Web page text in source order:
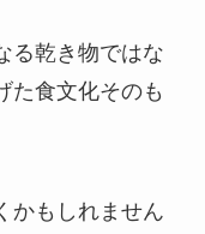
る乾き物ではな
た食文化そのも
かもしれません